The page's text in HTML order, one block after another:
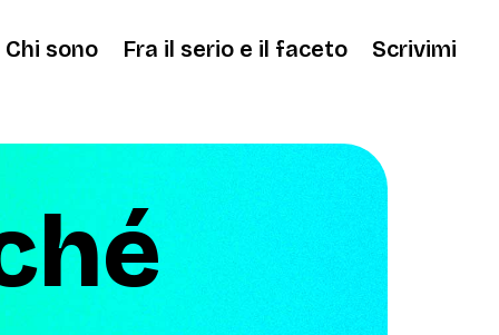
Chi sono Fra il serio e il faceto Scrivimi